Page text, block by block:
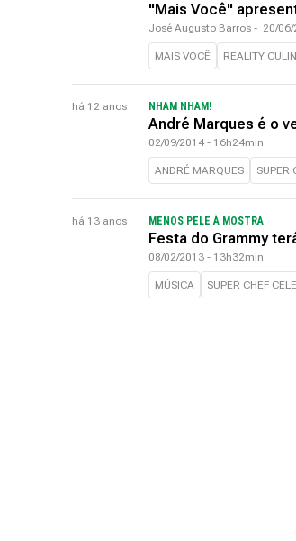
"Mais Você"
José Augusto Barros - 20/
MAIS VOCÊ REALITY
há 12 anos NHAM NHAM!
André Marques é o
02/09/2014 - 16h24min
ANDRÉ MARQUES SUPER
há 13 anos MENOS PELE À MOSTRA
Festa do Grammy
08/02/2013 - 13h32min
MÚSICA SUPER CHEF